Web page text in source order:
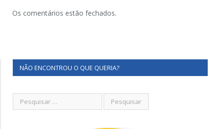
Os comentários estão fechados.
NÃO ENCONTROU O QUE QUERIA?